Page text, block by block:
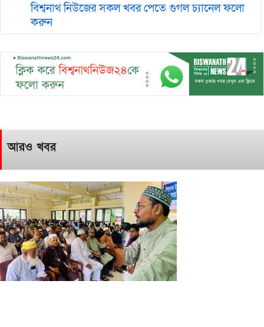
বিশ্বনাথ নিউজের সকল খবর পেতে গুগল চ‌্যানেল ফলো
করুন
আরও খবর